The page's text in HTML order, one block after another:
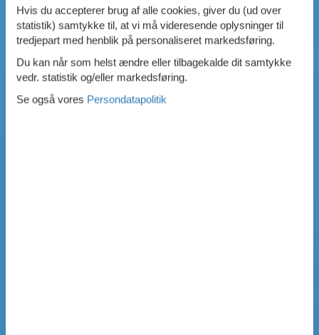
Hvis du accepterer brug af alle cookies, giver du (ud over
statistik) samtykke til, at vi må videresende oplysninger til
tredjepart med henblik på personaliseret markedsføring.
Du kan når som helst ændre eller tilbagekalde dit samtykke
vedr. statistik og/eller markedsføring.
Se også vores Persondatapolitik